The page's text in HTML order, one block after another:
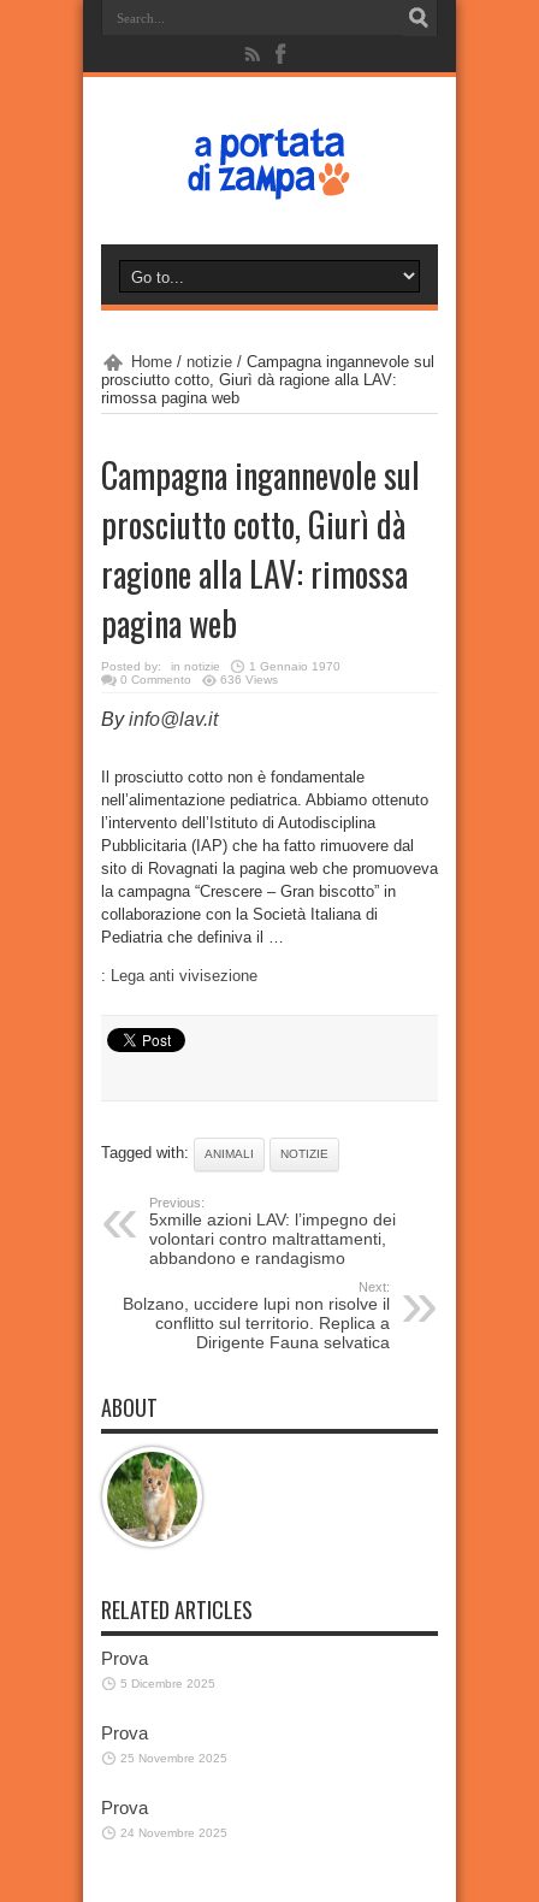
Home / notizie / Campagna ingannevole sul
prosciutto cotto, Giurì dà ragione alla LAV:
rimossa pagina web
Campagna ingannevole sul
prosciutto cotto, Giurì dà
ragione alla LAV: rimossa
pagina web
Posted by: in notizie
1 Gennaio 1970
0 Commento
636 Views
Byinfo@lav.it
Il prosciutto cotto non è fondamentale
nell’alimentazione pediatrica. Abbiamo ottenuto
l’intervento dell’Istituto di Autodisciplina
Pubblicitaria (IAP) che ha fatto rimuovere dal
sito di Rovagnati la pagina web che promuoveva
la campagna “Crescere – Gran biscotto” in
collaborazione con la Società Italiana di
Pediatria che definiva il …
: Lega anti vivisezione
Tagged with: ANIMALI NOTIZIE
Previous:
5xmille azioni LAV: l’impegno dei
volontari contro maltrattamenti,
abbandono e randagismo
Next:
Bolzano, uccidere lupi non risolve il
conflitto sul territorio. Replica a
Dirigente Fauna selvatica
ABOUT
RELATED ARTICLES
Prova
5 Dicembre 2025
Prova
25 Novembre 2025
Prova
24 Novembre 2025